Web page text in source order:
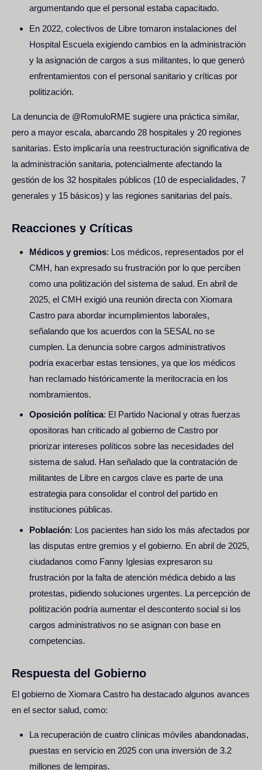
argumentando que el personal estaba capacitado.
En 2022, colectivos de Libre tomaron instalaciones del
Hospital Escuela exigiendo cambios en la administración
y la asignación de cargos a sus militantes, lo que generó
enfrentamientos con el personal sanitario y críticas por
politización.
La denuncia de @RomuloRME sugiere una práctica similar,
pero a mayor escala, abarcando 28 hospitales y 20 regiones
sanitarias. Esto implicaría una reestructuración significativa de
la administración sanitaria, potencialmente afectando la
gestión de los 32 hospitales públicos (10 de especialidades, 7
generales y 15 básicos) y las regiones sanitarias del país.
Reacciones y Críticas
Médicos y gremios: Los médicos, representados por el
CMH, han expresado su frustración por lo que perciben
como una politización del sistema de salud. En abril de
2025, el CMH exigió una reunión directa con Xiomara
Castro para abordar incumplimientos laborales,
señalando que los acuerdos con la SESAL no se
cumplen. La denuncia sobre cargos administrativos
podría exacerbar estas tensiones, ya que los médicos
han reclamado históricamente la meritocracia en los
nombramientos.
Oposición política: El Partido Nacional y otras fuerzas
opositoras han criticado al gobierno de Castro por
priorizar intereses políticos sobre las necesidades del
sistema de salud. Han señalado que la contratación de
militantes de Libre en cargos clave es parte de una
estrategia para consolidar el control del partido en
instituciones públicas.
Población: Los pacientes han sido los más afectados por
las disputas entre gremios y el gobierno. En abril de 2025,
ciudadanos como Fanny Iglesias expresaron su
frustración por la falta de atención médica debido a las
protestas, pidiendo soluciones urgentes. La percepción de
politización podría aumentar el descontento social si los
cargos administrativos no se asignan con base en
competencias.
Respuesta del Gobierno
El gobierno de Xiomara Castro ha destacado algunos avances
en el sector salud, como:
La recuperación de cuatro clínicas móviles abandonadas,
puestas en servicio en 2025 con una inversión de 3.2
millones de lempiras.